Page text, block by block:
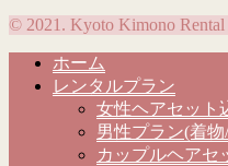
© 2021. Kyoto Kimono
ホーム
レンタルプラン
女性ヘアセット
男性プラン(着
カップルヘアセ